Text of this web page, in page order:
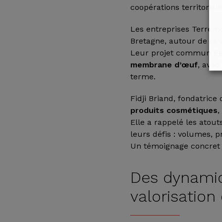
coopérations
Les entreprises
Bretagne, autour de la
Leur projet commun
membrane d’œuf,
terme.
Fidji Briand, fondatrice
produits cosmétiques,
Elle a rappelé les
leurs défis : volumes,
Un témoignage
Des
valorisation